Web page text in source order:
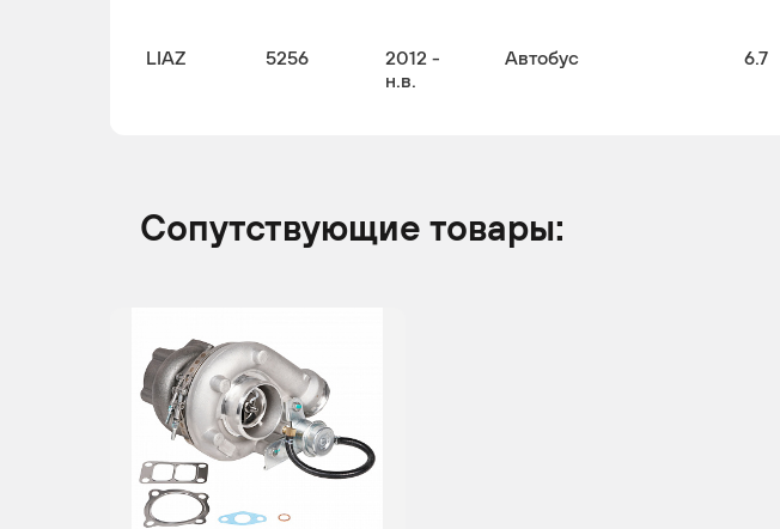
LIAZ 5256
2012 -
н.в.
Автобус 6.7
Сопутствующие товары: